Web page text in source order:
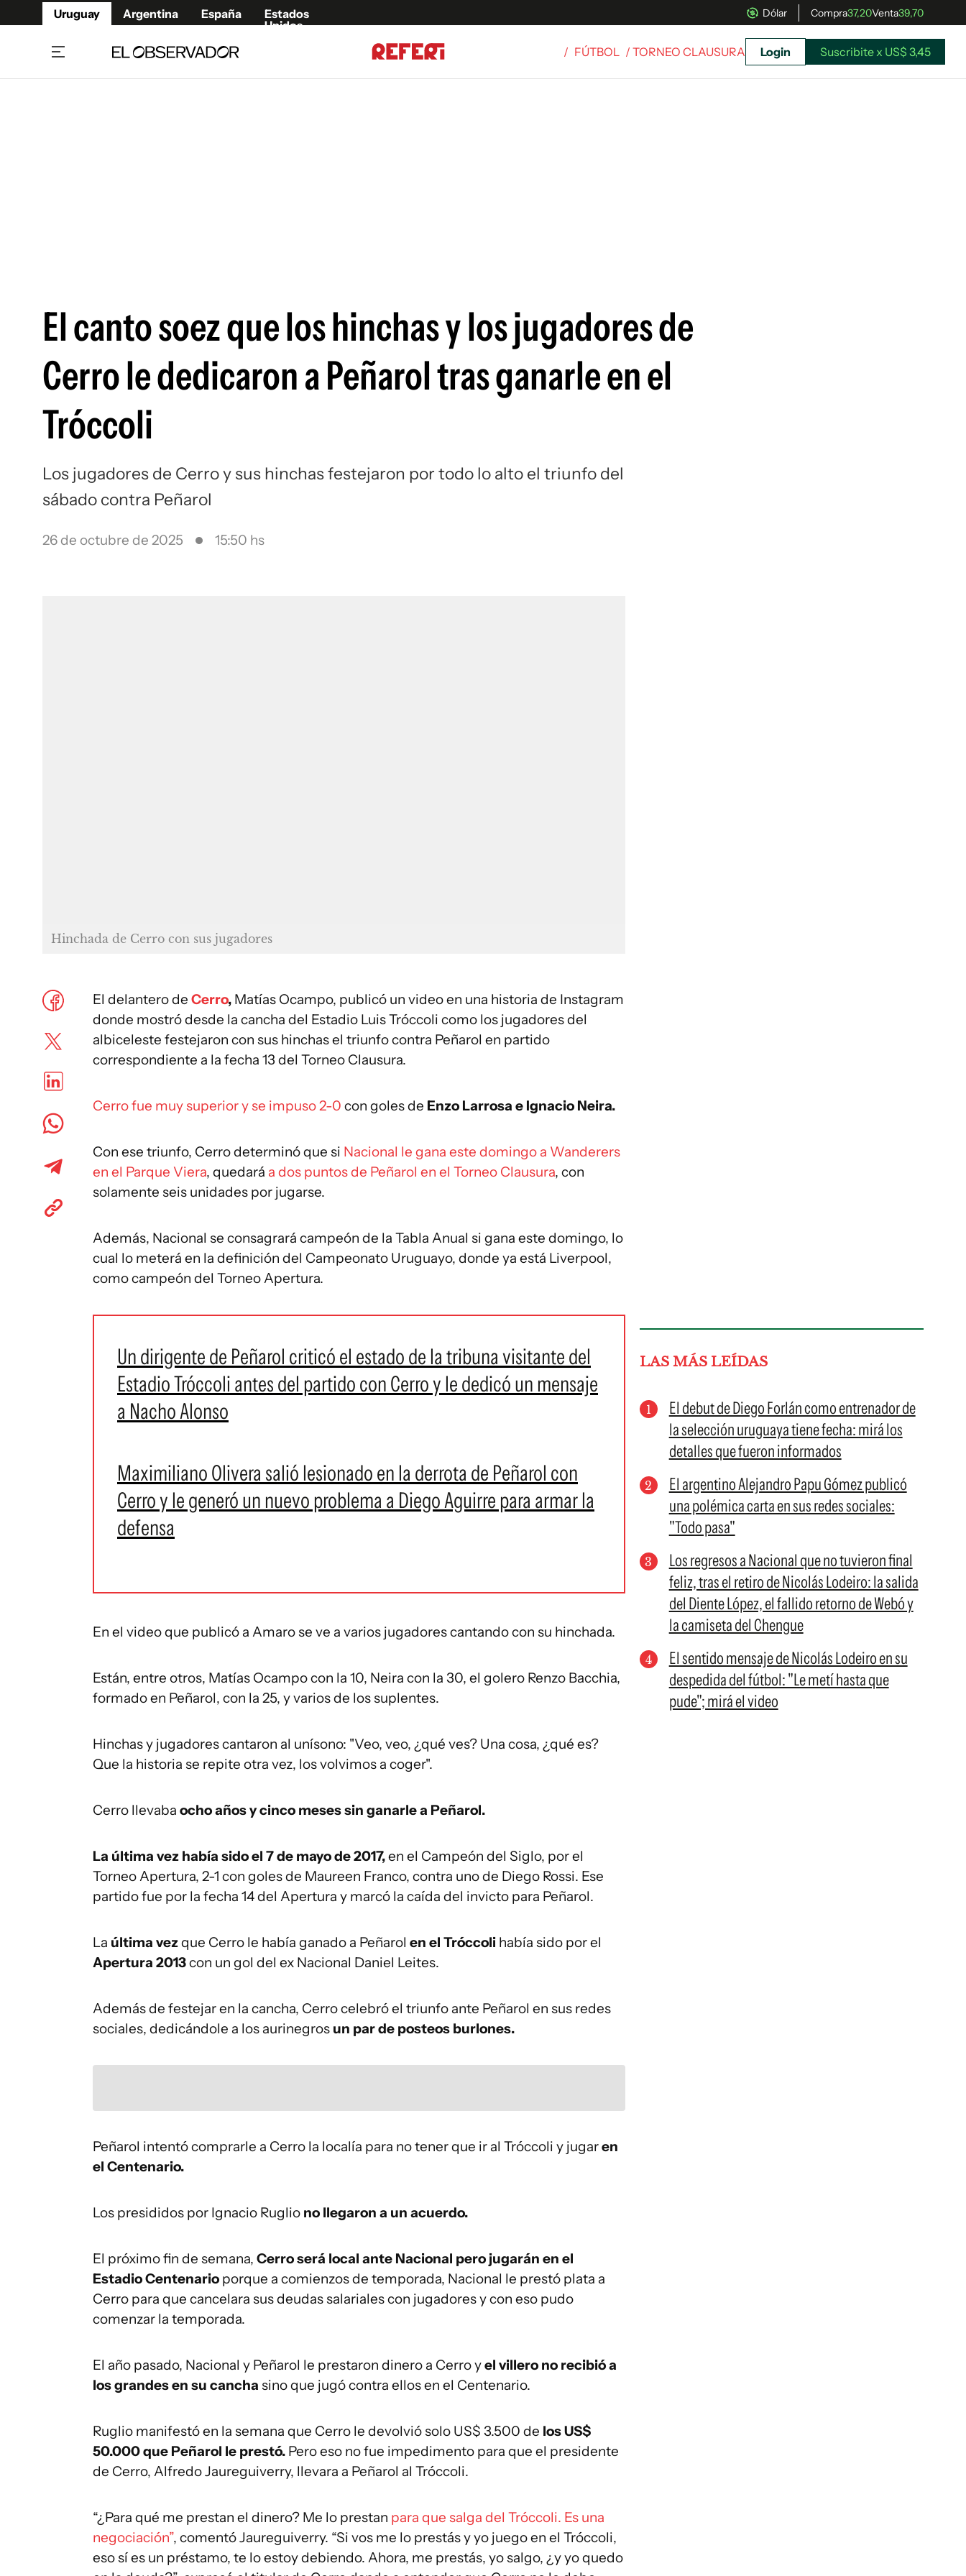
Uruguay Argentina España
Estados
Unidos
Dólar Compra37,20Venta39,70
Siguenos en:
/ FÚTBOL / TORNEO CLAUSURA Login Suscribite x US$ 3,45
El canto soez que los hinchas y los jugadores de
Cerro le dedicaron a Peñarol tras ganarle en el
Tróccoli
Los jugadores de Cerro y sus hinchas festejaron por todo lo alto el triunfo del
sábado contra Peñarol
26 de octubre de 2025 15:50 hs
Hinchada de Cerro con sus jugadores
El delantero de Cerro, Matías Ocampo, publicó un video en una historia de Instagram
donde mostró desde la cancha del Estadio Luis Tróccoli como los jugadores del
albiceleste festejaron con sus hinchas el triunfo contra Peñarol en partido
correspondiente a la fecha 13 del Torneo Clausura.
Cerro fue muy superior y se impuso 2-0 con goles de Enzo Larrosa e Ignacio Neira.
Con ese triunfo, Cerro determinó que si Nacional le gana este domingo a Wanderers
en el Parque Viera, quedará a dos puntos de Peñarol en el Torneo Clausura, con
solamente seis unidades por jugarse.
Además, Nacional se consagrará campeón de la Tabla Anual si gana este domingo, lo
cual lo meterá en la definición del Campeonato Uruguayo, donde ya está Liverpool,
como campeón del Torneo Apertura.
Un dirigente de Peñarol criticó el estado de la tribuna visitante del
Estadio Tróccoli antes del partido con Cerro y le dedicó un mensaje
a Nacho Alonso
Maximiliano Olivera salió lesionado en la derrota de Peñarol con
Cerro y le generó un nuevo problema a Diego Aguirre para armar la
defensa
En el video que publicó a Amaro se ve a varios jugadores cantando con su hinchada.
Están, entre otros, Matías Ocampo con la 10, Neira con la 30, el golero Renzo Bacchia,
formado en Peñarol, con la 25, y varios de los suplentes.
Hinchas y jugadores cantaron al unísono: "Veo, veo, ¿qué ves? Una cosa, ¿qué es?
Que la historia se repite otra vez, los volvimos a coger".
Cerro llevaba ocho años y cinco meses sin ganarle a Peñarol.
La última vez había sido el 7 de mayo de 2017,en el Campeón del Siglo, por el
Torneo Apertura, 2-1 con goles de Maureen Franco, contra uno de Diego Rossi. Ese
partido fue por la fecha 14 del Apertura y marcó la caída del invicto para Peñarol.
La última vezque Cerro le había ganado a Peñarol en el Tróccoli había sido por el
Apertura 2013con un gol del ex Nacional Daniel Leites.
Además de festejar en la cancha, Cerro celebró el triunfo ante Peñarol en sus redes
sociales, dedicándole a los aurinegros un par de posteos burlones.
Peñarol intentó comprarle a Cerro la localía para no tener que ir al Tróccoli y jugaren
el Centenario.
Los presididos por Ignacio Ruglio no llegaron a un acuerdo.
El próximo fin de semana, Cerro será local ante Nacional pero jugarán en el
Estadio Centenario porque a comienzos de temporada, Nacional le prestó plata a
Cerro para que cancelara sus deudas salariales con jugadores y con eso pudo
comenzar la temporada.
El año pasado, Nacional y Peñarol le prestaron dinero a Cerro yel villero no recibió a
los grandes en su cancha sino que jugó contra ellos en el Centenario.
Ruglio manifestó en la semana que Cerro le devolvió solo US$ 3.500 de los US$
50.000 que Peñarol le prestó. Pero eso no fue impedimento para que el presidente
de Cerro, Alfredo Jaureguiverry, llevara a Peñarol al Tróccoli.
“¿Para qué me prestan el dinero? Me lo prestan para que salga del Tróccoli. Es una
negociación”, comentó Jaureguiverry. “Si vos me lo prestás y yo juego en el Tróccoli,
eso sí es un préstamo, te lo estoy debiendo. Ahora, me prestás, yo salgo, ¿y yo quedo
LAS MÁS LEÍDAS
El debut de Diego Forlán como entrenador de
la selección uruguaya tiene fecha: mirá los
detalles que fueron informados
El argentino Alejandro Papu Gómez publicó
una polémica carta en sus redes sociales:
"Todo pasa"
Los regresos a Nacional que no tuvieron final
feliz, tras el retiro de Nicolás Lodeiro: la salida
del Diente López, el fallido retorno de Webó y
la camiseta del Chengue
El sentido mensaje de Nicolás Lodeiro en su
despedida del fútbol: "Le metí hasta que
pude"; mirá el video